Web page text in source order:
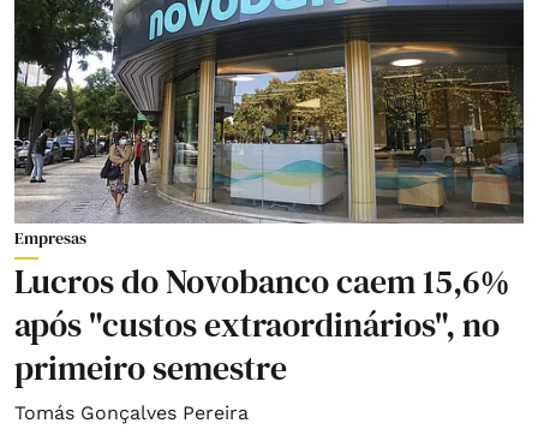
Empresas
Lucros do Novobanco caem 15,6%
após "custos extraordinários", no
primeiro semestre
Tomás Gonçalves Pereira